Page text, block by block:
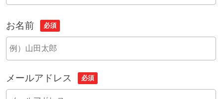
お名前 必須
メールアドレス 必須